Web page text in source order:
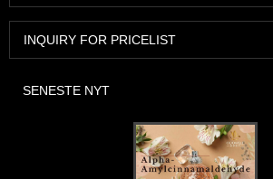
INQUIRY FOR PRICELIST
SENESTE NYT